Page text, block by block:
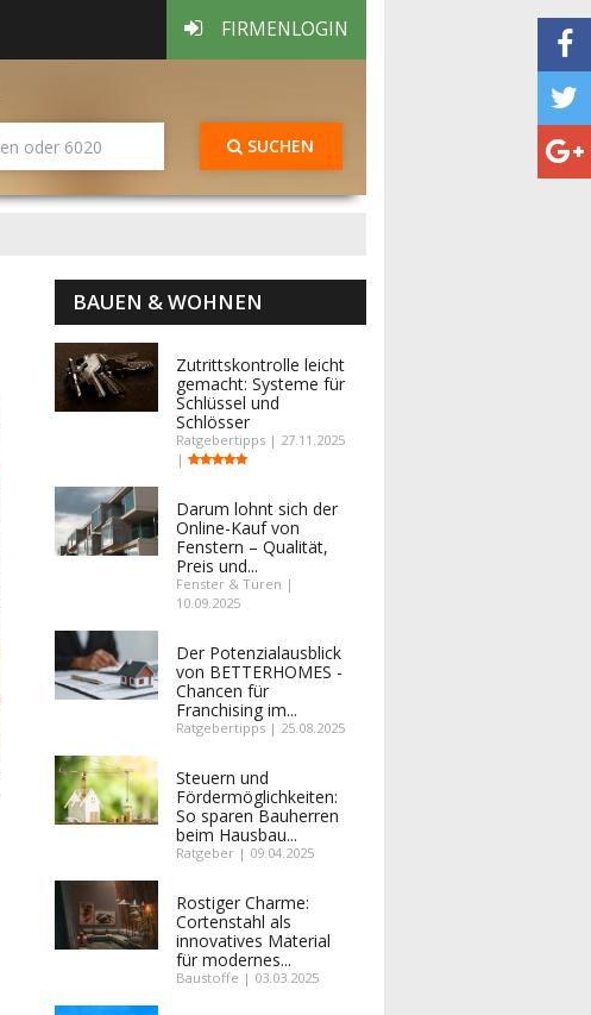
FIRMENLOGIN
SUCHEN
BAUEN & WOHNEN
Zutrittskontrolle leicht
gemacht: Systeme für
Schlüssel und
Schlösser
Ratgebertipps | 27.11.2025
|
Darum lohnt sich der
Online-Kauf von
Fenstern – Qualität,
Preis und...
Fenster & Türen |
10.09.2025
Der Potenzialausblick
von BETTERHOMES -
Chancen für
Franchising im...
Ratgebertipps | 25.08.2025
Steuern und
Fördermöglichkeiten:
So sparen Bauherren
beim Hausbau...
Ratgeber | 09.04.2025
Rostiger Charme:
Cortenstahl als
innovatives Material
für modernes...
Baustoffe | 03.03.2025